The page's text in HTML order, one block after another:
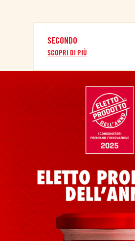
SECONDO
SCOPRI DI PIÙ